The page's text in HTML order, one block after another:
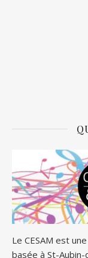
Le CESAM est
basée à St-